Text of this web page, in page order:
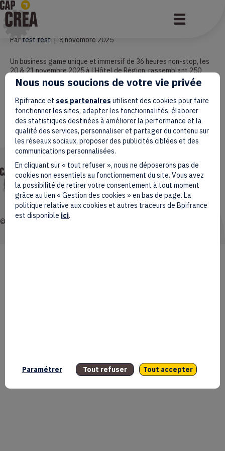
36h top chrono !
Par test test | 8 novembre 2025
Un business game unique et immersif de 36 heures non-stop, les
20 & 21 novembre 2025 à l’Hôtel de Région, rassemblant 250
étudiants maximum issus de toutes disciplines. Une expérience
intense faite de rencontres, de créativité et de défis
entrepreneuriaux, où chaque participant intégrera une équipe
pluridisciplinaire et bénéficiera de l’accompagnement d’experts
et de coachs…
Lire la suite
Mentions légales
Données personnelles
Accessibilité : non conforme
Gestion des cookies
© 2026 Coq Créa. Tous droits réservés.
Nous nous soucions de votre vie privée
Bpifrance et ses partenaires utilisent des cookies pour faire
fonctionner les sites, adapter les fonctionnalités, élaborer
des statistiques destinées à améliorer la performance et la
qualité des services, personnaliser et partager du contenu sur
les réseaux sociaux, proposer des publicités ciblées et des
communications personnalisées.
En cliquant sur « tout refuser », nous ne déposerons pas de
cookies non essentiels au fonctionnement du site. Vous avez
la possibilité de retirer votre consentement à tout moment
grâce au lien « Gestion des cookies » en bas de page. La
politique relative aux cookies et autres traceurs de Bpifrance
est disponible ici.
Paramétrer Tout refuser Tout accepter